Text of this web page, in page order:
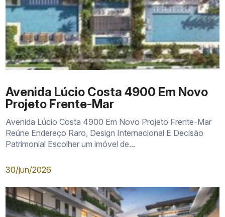
Avenida Lúcio Costa 4900 Em Novo
Projeto Frente-Mar
Avenida Lúcio Costa 4900 Em Novo Projeto Frente-Mar
Reúne Endereço Raro, Design Internacional E Decisão
Patrimonial Escolher um imóvel de...
30/jun/2026